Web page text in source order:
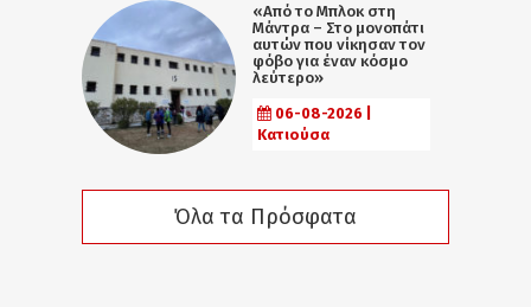
«Από το Μπλοκ στη
Μάντρα – Στο μονοπάτι
αυτών που νίκησαν τον
φόβο για έναν κόσμο
λεύτερο»
06-08-2026 |
Κατιούσα
Όλα τα Πρόσφατα